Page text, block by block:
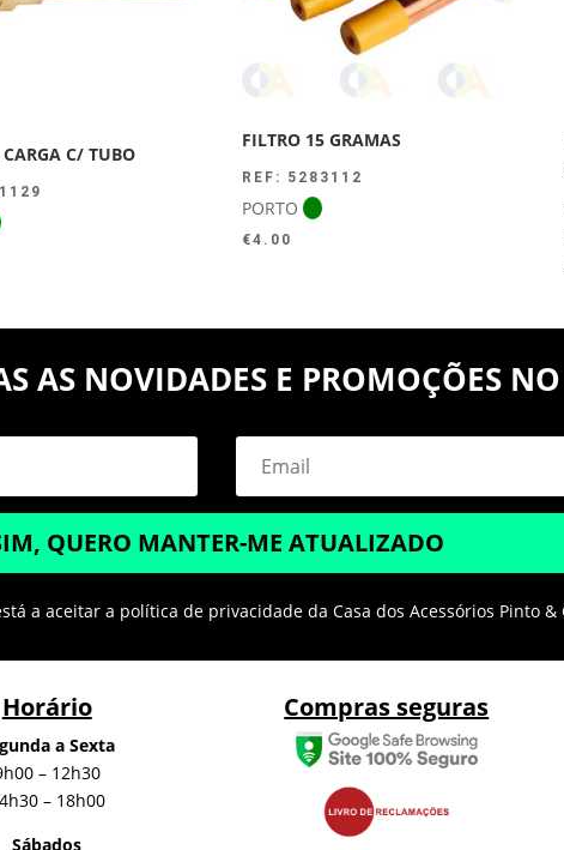
C/ TUBO
FILTRO 15 GRAMAS
REF: 5283112
PORTO
€4.00
AS NOVIDADES E PROMOÇÕES
QUERO MANTER-ME ATUALIZADO
a aceitar a política de privacidade da Casa dos Acessórios Pinto &
Horário
a Sexta
– 12h30
– 18h00
Sábados
Compras seguras